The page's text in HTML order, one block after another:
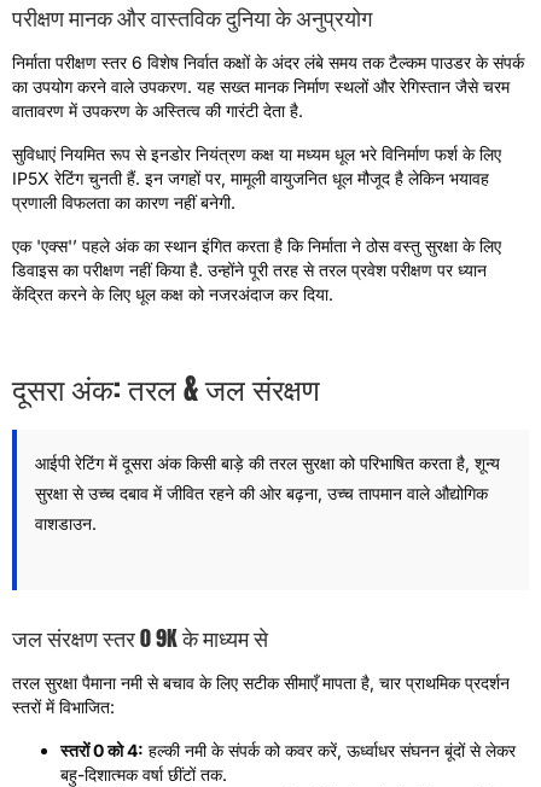
परीक्षण मानक और वास्तविक दुनिया के अनुप्रयोग
निर्माता परीक्षण स्तर 6 विशेष निर्वात कक्षों के अंदर लंबे समय तक टैल्कम पाउडर के संपर्क
का उपयोग करने वाले उपकरण. यह सख्त मानक निर्माण स्थलों और रेगिस्तान जैसे चरम
वातावरण में उपकरण के अस्तित्व की गारंटी देता है.
सुविधाएं नियमित रूप से इनडोर नियंत्रण कक्ष या मध्यम धूल भरे विनिर्माण फर्श के लिए
IP5X रेटिंग चुनती हैं. इन जगहों पर, मामूली वायुजनित धूल मौजूद है लेकिन भयावह
प्रणाली विफलता का कारण नहीं बनेगी.
एक 'एक्स'’ पहले अंक का स्थान इंगित करता है कि निर्माता ने ठोस वस्तु सुरक्षा के लिए
डिवाइस का परीक्षण नहीं किया है. उन्होंने पूरी तरह से तरल प्रवेश परीक्षण पर ध्यान
केंद्रित करने के लिए धूल कक्ष को नजरअंदाज कर दिया.
दूसरा अंक: तरल & जल संरक्षण
आईपी ​​रेटिंग में दूसरा अंक किसी बाड़े की तरल सुरक्षा को परिभाषित करता है, शून्य
सुरक्षा से उच्च दबाव में जीवित रहने की ओर बढ़ना, उच्च तापमान वाले औद्योगिक
वाशडाउन.
जल संरक्षण स्तर 0 9K के माध्यम से
तरल सुरक्षा पैमाना नमी से बचाव के लिए सटीक सीमाएँ मापता है, चार प्राथमिक प्रदर्शन
स्तरों में विभाजित:
स्तरों 0 को 4: हल्की नमी के संपर्क को कवर करें, ऊर्ध्वाधर संघनन बूंदों से लेकर
बहु-दिशात्मक वर्षा छींटों तक.